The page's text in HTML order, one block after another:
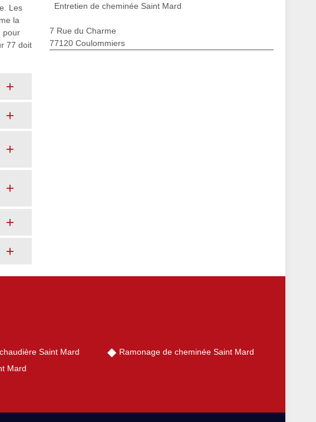
Les
la
pour
77 doit
Entretien de cheminée Saint Mard
7 Rue du Charme
77120 Coulommiers
Saint Mard
Mard
Ramonage de cheminée Saint Mard